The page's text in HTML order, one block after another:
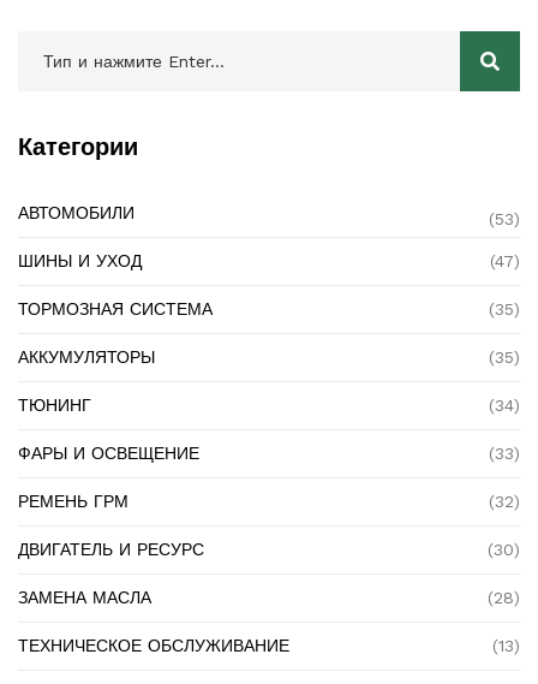
Категории
АВТОМОБИЛИ (53)
ШИНЫ И УХОД (47)
ТОРМОЗНАЯ СИСТЕМА (35)
АККУМУЛЯТОРЫ (35)
ТЮНИНГ (34)
ФАРЫ И ОСВЕЩЕНИЕ (33)
РЕМЕНЬ ГРМ (32)
ДВИГАТЕЛЬ И РЕСУРС (30)
ЗАМЕНА МАСЛА (28)
ТЕХНИЧЕСКОЕ ОБСЛУЖИВАНИЕ (13)